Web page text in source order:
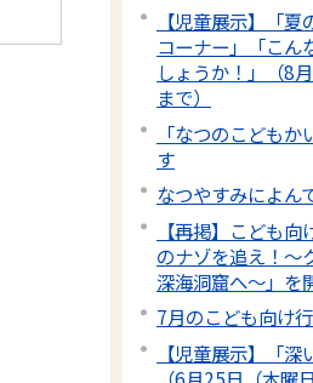
【児童展示】「
コーナー」「こん
しょうか！」（8
まで）
「なつのこども
す
なつやすみによん
【再掲】こども
のナゾを追え！〜
深海洞窟へ〜」を
7月のこども向け
【児童展示】「深